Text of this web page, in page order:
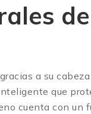
a su
que
cuenta con